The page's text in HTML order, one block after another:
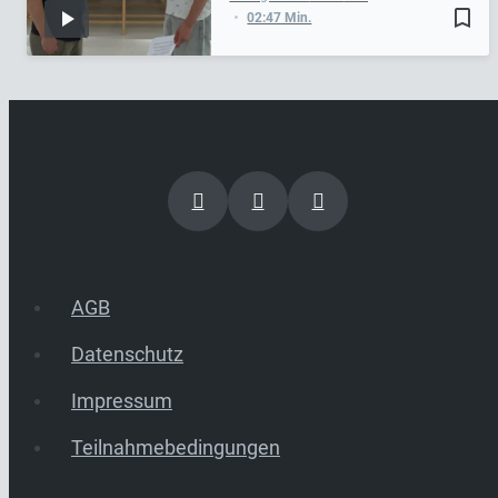
bookmark_border
02:47 Min.
AGB
Datenschutz
Impressum
Teilnahmebedingungen